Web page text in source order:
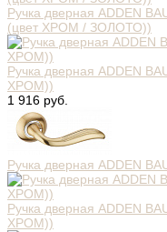
Ручка дверная ADDEN
(цвет ХРОМ / ЗОЛОТО))
Ручка дверная ADDEN
ХРОМ))
1 916 руб.
Ручка дверная ADDEN
Ручка дверная ADDEN
ХРОМ))